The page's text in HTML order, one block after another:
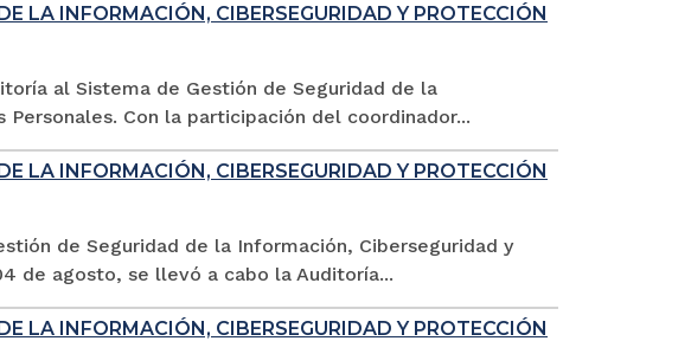
LA INFORMACIÓN, CIBERSEGURIDAD Y PROTECCIÓN
al Sistema de Gestión de Seguridad de la
Con la participación del coordinador...
LA INFORMACIÓN, CIBERSEGURIDAD Y PROTECCIÓN
de Seguridad de la Información, Ciberseguridad y
de agosto, se llevó a cabo la Auditoría...
LA INFORMACIÓN, CIBERSEGURIDAD Y PROTECCIÓN